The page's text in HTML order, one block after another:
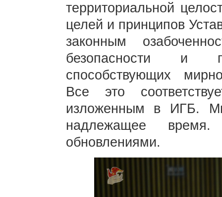
территориальной
целей и принципов
законным
безопасности и
способствующих
Все это
изложенным в ИГБ.
надлежащее
обновлениями.